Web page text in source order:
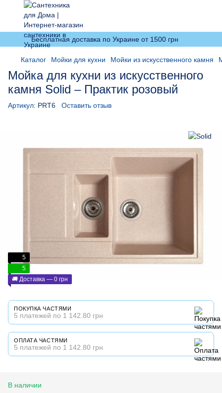
Бесплатная доставка по Украине от 1500 грн
Каталог Мойки для кухни Мойки из искусственного камня
Мойка для кухни из искусственного
камня Solid – Практик розовый
Артикул: PRT6 Оставить отзыв
5
5
🚚 Доставка — 0 грн
ПОКУПКА ЧАСТЯМИ
5 платежей по 1 142.80 грн
ОПЛАТА ЧАСТЯМИ
5 платежей по 1 142.80 грн
В наличии